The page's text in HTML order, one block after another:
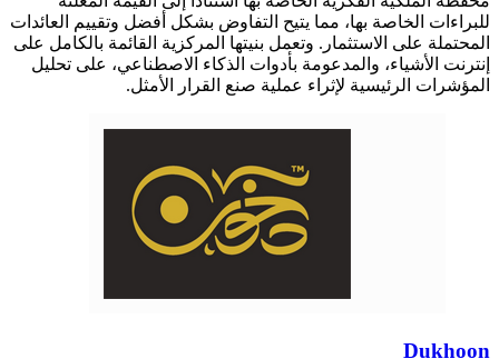
للبراءات الخاصة بها، مما يتيح التفاوض بشكل أفضل وتقييم العائدات
المحتملة على الاستثمار. وتعمل بنيتها المركزية القائمة بالكامل على
إنترنت الأشياء، والمدعومة بأدوات الذكاء الاصطناعي، على تحليل
المؤشرات الرئيسية لإثراء عملية صنع القرار الأمثل.
Dukhoon